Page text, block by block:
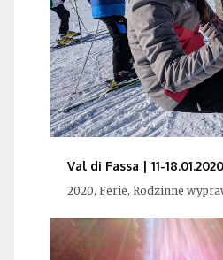
Val di Fassa | 11-
2020, Ferie, Rodzinne